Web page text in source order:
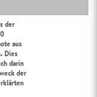
der
aus
Dies
darin
der